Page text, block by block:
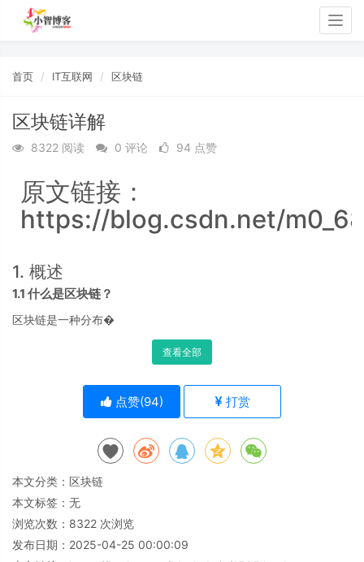
首页 IT互联网 区块链
区块链详解
8322 阅读 0 评论 94 点赞
原文链接：
https://blog.csdn.net/
1. 概述
1.1 什么是区块链？
区块链是一种分布�
查看全部
点赞(94) 打赏
本文分类： 区块链
本文标签：无
浏览次数： 8322 次浏览
发布日期：2025-04-25 00:00:09